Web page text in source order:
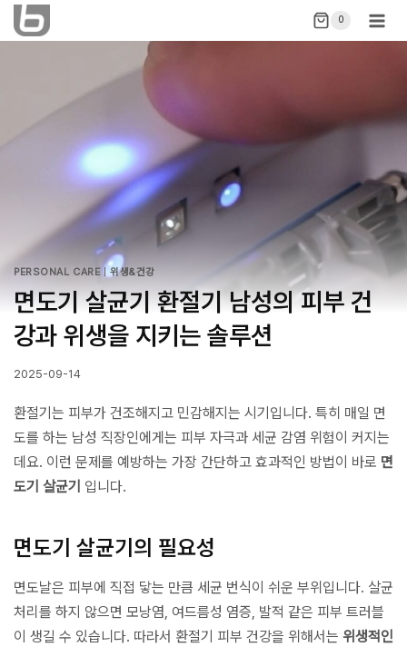
Skip
0
PERSONAL CARE| 위생&건강
면도기 살균기 환절기 남성의 피부 건
강과 위생을 지키는 솔루션
2025-09-14
환절기는 피부가 건조해지고 민감해지는 시기입니다. 특히 매일 면
도를 하는 남성 직장인에게는 피부 자극과 세균 감염 위험이 커지는
데요. 이런 문제를 예방하는 가장 간단하고 효과적인 방법이 바로 면
도기 살균기 입니다.
면도기 살균기의 필요성
면도날은 피부에 직접 닿는 만큼 세균 번식이 쉬운 부위입니다. 살균
처리를 하지 않으면 모낭염, 여드름성 염증, 발적 같은 피부 트러블
이 생길 수 있습니다. 따라서 환절기 피부 건강을 위해서는 위생적인